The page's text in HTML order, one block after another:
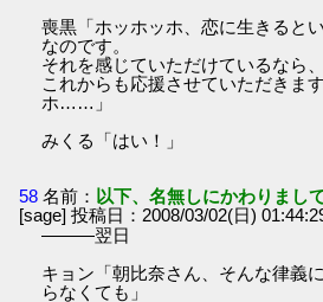
喪黒「ホッホッホ、恋に生きると
なのです。
それを感じていただけているな
これからも応援させていただきま
ホ……」
みくる「はい！」
58 名前： 以下、名無しにかわりまし
[sage] 投稿日：2008/03/02(日)
―――翌日
キョン「朝比奈さん、そんな律義
らなくても」